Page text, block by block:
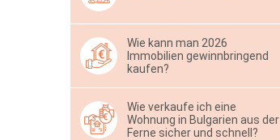
Wie kann man 2026
Immobilien gewinnbringend
kaufen?
Wie verkaufe ich eine
Wohnung in Bulgarien aus der
Ferne sicher und schnell?